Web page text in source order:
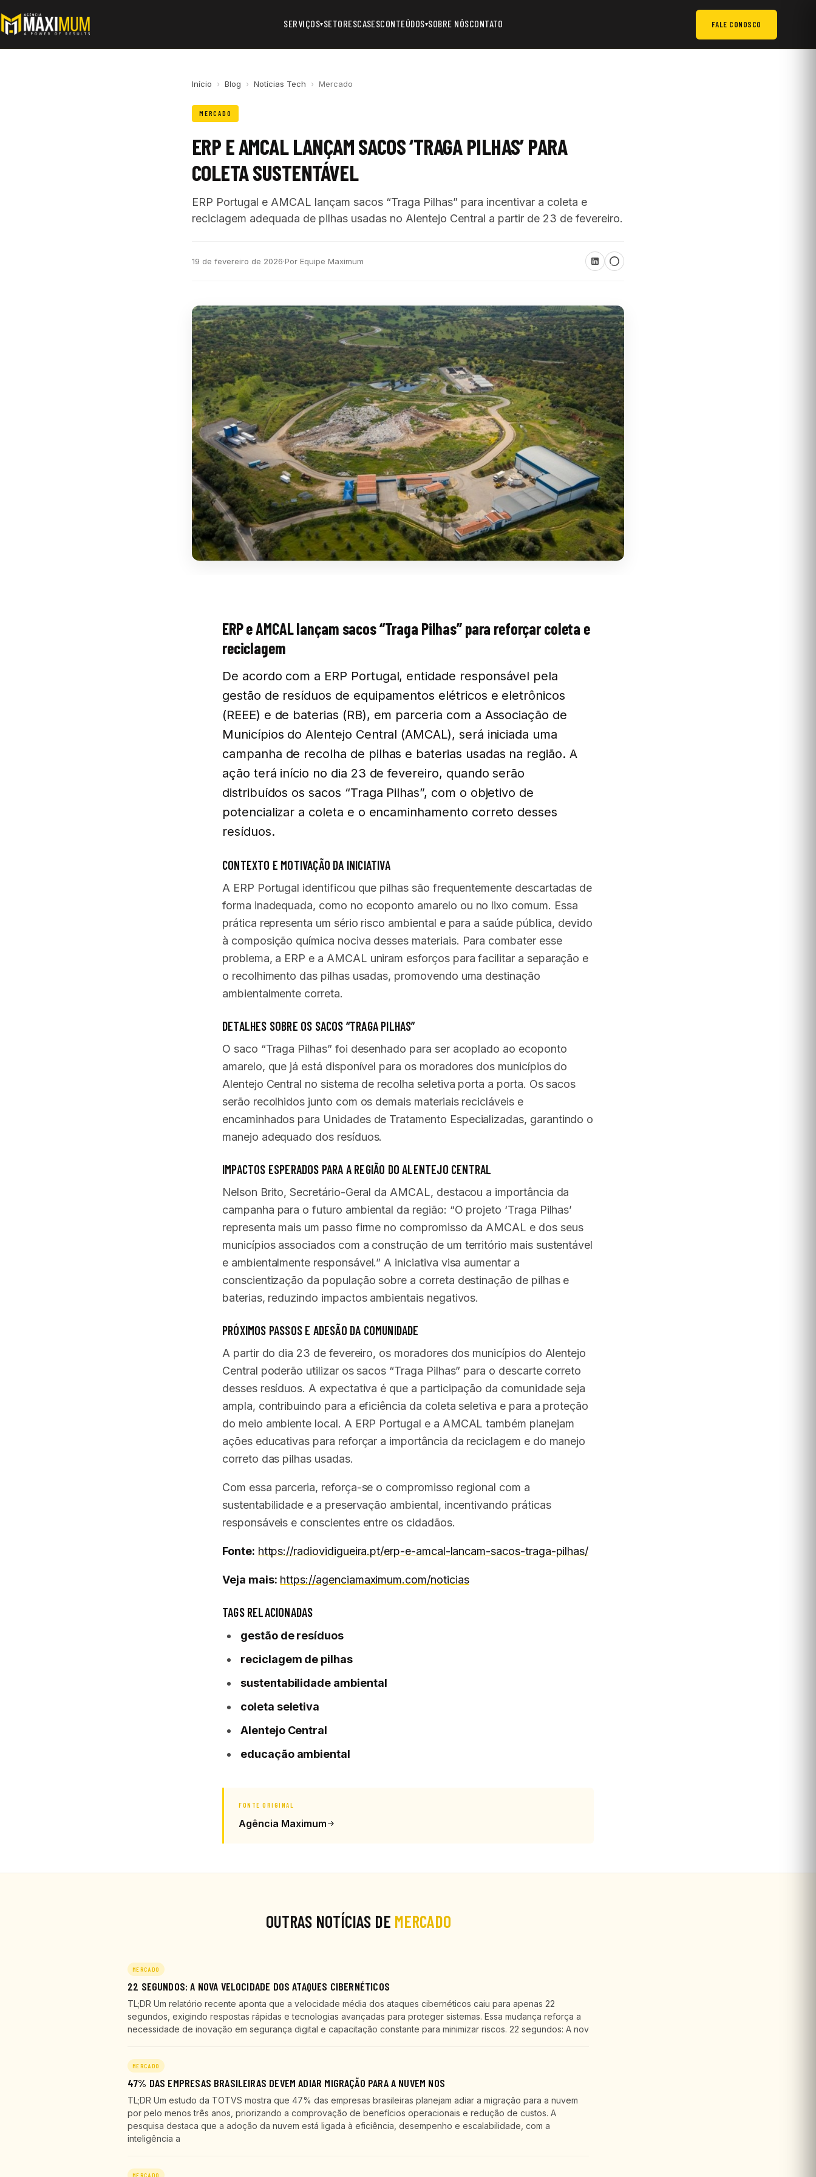
SERVIÇOS▾SETORESCASESCONTEÚDOS▾SOBRE NÓSCONTATO FALE CONOSCO
Início › Blog › Notícias Tech › Mercado
MERCADO
ERP E AMCAL LANÇAM SACOS ‘TRAGA PILHAS’ PARA
COLETA SUSTENTÁVEL
ERP Portugal e AMCAL lançam sacos “Traga Pilhas” para incentivar a coleta e
reciclagem adequada de pilhas usadas no Alentejo Central a partir de 23 de fevereiro.
19 de fevereiro de 2026·Por Equipe Maximum
ERP e AMCAL lançam sacos “Traga Pilhas” para reforçar coleta e
reciclagem
De acordo com a ERP Portugal, entidade responsável pela
gestão de resíduos de equipamentos elétricos e eletrônicos
(REEE) e de baterias (RB), em parceria com a Associação de
Municípios do Alentejo Central (AMCAL), será iniciada uma
campanha de recolha de pilhas e baterias usadas na região. A
ação terá início no dia 23 de fevereiro, quando serão
distribuídos os sacos “Traga Pilhas”, com o objetivo de
potencializar a coleta e o encaminhamento correto desses
resíduos.
CONTEXTO E MOTIVAÇÃO DA INICIATIVA
A ERP Portugal identificou que pilhas são frequentemente descartadas de
forma inadequada, como no ecoponto amarelo ou no lixo comum. Essa
prática representa um sério risco ambiental e para a saúde pública, devido
à composição química nociva desses materiais. Para combater esse
problema, a ERP e a AMCAL uniram esforços para facilitar a separação e
o recolhimento das pilhas usadas, promovendo uma destinação
ambientalmente correta.
DETALHES SOBRE OS SACOS “TRAGA PILHAS”
O saco “Traga Pilhas” foi desenhado para ser acoplado ao ecoponto
amarelo, que já está disponível para os moradores dos municípios do
Alentejo Central no sistema de recolha seletiva porta a porta. Os sacos
serão recolhidos junto com os demais materiais recicláveis e
encaminhados para Unidades de Tratamento Especializadas, garantindo o
manejo adequado dos resíduos.
IMPACTOS ESPERADOS PARA A REGIÃO DO ALENTEJO CENTRAL
Nelson Brito, Secretário-Geral da AMCAL, destacou a importância da
campanha para o futuro ambiental da região: “O projeto ‘Traga Pilhas’
representa mais um passo firme no compromisso da AMCAL e dos seus
municípios associados com a construção de um território mais sustentável
e ambientalmente responsável.” A iniciativa visa aumentar a
conscientização da população sobre a correta destinação de pilhas e
baterias, reduzindo impactos ambientais negativos.
PRÓXIMOS PASSOS E ADESÃO DA COMUNIDADE
A partir do dia 23 de fevereiro, os moradores dos municípios do Alentejo
Central poderão utilizar os sacos “Traga Pilhas” para o descarte correto
desses resíduos. A expectativa é que a participação da comunidade seja
ampla, contribuindo para a eficiência da coleta seletiva e para a proteção
do meio ambiente local. A ERP Portugal e a AMCAL também planejam
ações educativas para reforçar a importância da reciclagem e do manejo
correto das pilhas usadas.
Com essa parceria, reforça-se o compromisso regional com a
sustentabilidade e a preservação ambiental, incentivando práticas
responsáveis e conscientes entre os cidadãos.
Fonte: https://radiovidigueira.pt/erp-e-amcal-lancam-sacos-traga-pilhas/
Veja mais: https://agenciamaximum.com/noticias
TAGS RELACIONADAS
gestão de resíduos
reciclagem de pilhas
sustentabilidade ambiental
coleta seletiva
Alentejo Central
educação ambiental
FONTE ORIGINAL
Agência Maximum
OUTRAS NOTÍCIAS DE MERCADO
MERCADO
22 SEGUNDOS: A NOVA VELOCIDADE DOS ATAQUES CIBERNÉTICOS
TL;DR Um relatório recente aponta que a velocidade média dos ataques cibernéticos caiu para apenas 22
segundos, exigindo respostas rápidas e tecnologias avançadas para proteger sistemas. Essa mudança reforça a
necessidade de inovação em segurança digital e capacitação constante para minimizar riscos. 22 segundos: A nov
MERCADO
47% DAS EMPRESAS BRASILEIRAS DEVEM ADIAR MIGRAÇÃO PARA A NUVEM NOS
TL;DR Um estudo da TOTVS mostra que 47% das empresas brasileiras planejam adiar a migração para a nuvem
por pelo menos três anos, priorizando a comprovação de benefícios operacionais e redução de custos. A
pesquisa destaca que a adoção da nuvem está ligada à eficiência, desempenho e escalabilidade, com a
inteligência a
MERCADO